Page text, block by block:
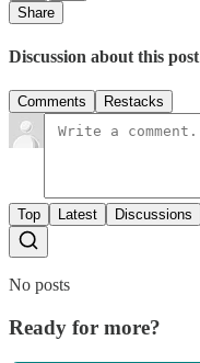
Share
Discussion about this post
Comments Restacks
Top Latest Discussions
No posts
Ready for more?